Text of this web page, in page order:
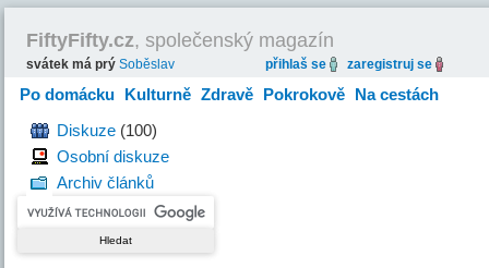
FiftyFifty.cz, společenský magazín
svátek má prýSoběslav přihlaš se zaregistruj se
Po domácku Kulturně Zdravě Pokrokově Na cestách
HravěDiskuze (100)
Osobní diskuze
Archiv článků